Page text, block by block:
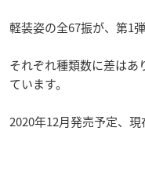
軽装姿の全67振が、第1
それぞれ種類数に差はあ
ています。
2020年12月発売予定、現